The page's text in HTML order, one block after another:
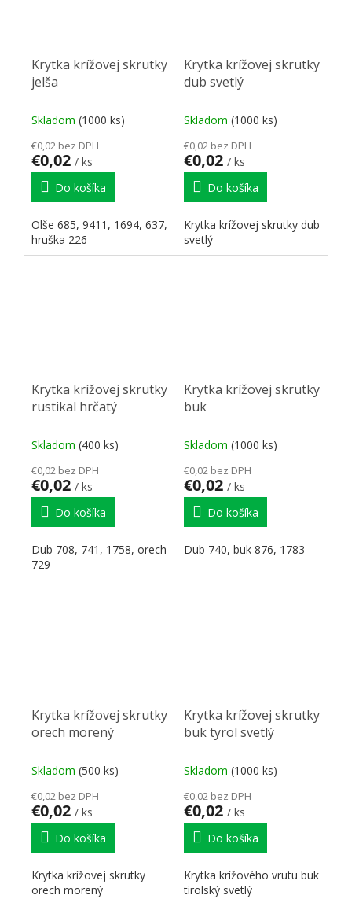
Krytka krížovej skrutky
jelša
Skladom (1000 ks)
€0,02 bez DPH
€0,02 / ks
Do košíka
Olše 685, 9411, 1694, 637,
hruška 226
Krytka krížovej skrutky
dub svetlý
Skladom (1000 ks)
€0,02 bez DPH
€0,02 / ks
Do košíka
Krytka krížovej skrutky dub
svetlý
Krytka krížovej skrutky
rustikal hrčatý
Skladom (400 ks)
€0,02 bez DPH
€0,02 / ks
Do košíka
Dub 708, 741, 1758, orech
729
Krytka krížovej skrutky
buk
Skladom (1000 ks)
€0,02 bez DPH
€0,02 / ks
Do košíka
Dub 740, buk 876, 1783
Krytka krížovej skrutky
orech morený
Skladom (500 ks)
€0,02 bez DPH
€0,02 / ks
Do košíka
Krytka krížovej skrutky
orech morený
Krytka krížovej skrutky
buk tyrol svetlý
Skladom (1000 ks)
€0,02 bez DPH
€0,02 / ks
Do košíka
Krytka krížového vrutu buk
tirolský svetlý